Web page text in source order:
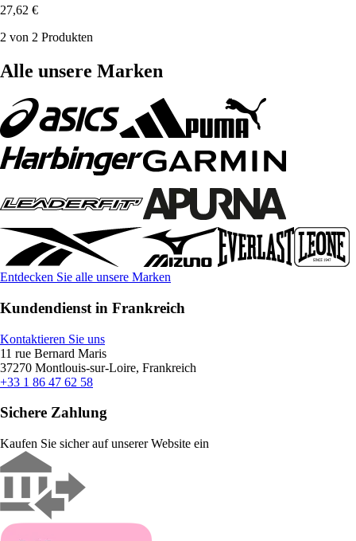
27,62 €
2 von 2 Produkten
Alle unsere Marken
Entdecken Sie alle unsere Marken
Kundendienst in Frankreich
Kontaktieren Sie uns
11 rue Bernard Maris
37270 Montlouis-sur-Loire, Frankreich
+33 1 86 47 62 58
Sichere Zahlung
Kaufen Sie sicher auf unserer Website ein